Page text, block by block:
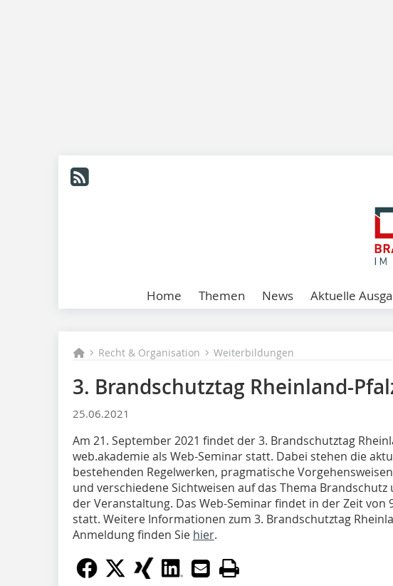
Home Themen News Aktuelle
Recht & Organisation Weiterbildungen
3. Brandschutztag Rheinland-
25.06.2021
Am 21. September 2021 findet der 3. Brandschutztag
web.akademie als Web-Seminar statt. Dabei stehen die
bestehenden Regelwerken, pragmatische
und verschiedene Sichtweisen auf das Thema Brandschutz
der Veranstaltung. Das Web-Seminar findet in der Zeit von
statt. Weitere Informationen zum 3. Brandschutztag
Anmeldung finden Sie hier.